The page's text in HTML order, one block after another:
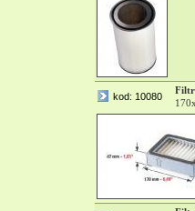
kod: 10080
Filtr